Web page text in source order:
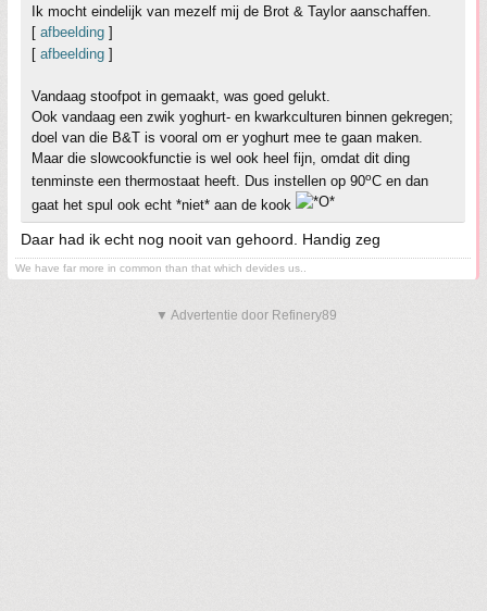
Ik mocht eindelijk van mezelf mij de Brot & Taylor aanschaffen.
[ afbeelding ]
[ afbeelding ]
Vandaag stoofpot in gemaakt, was goed gelukt.
Ook vandaag een zwik yoghurt- en kwarkculturen binnen gekregen;
doel van die B&T is vooral om er yoghurt mee te gaan maken.
Maar die slowcookfunctie is wel ook heel fijn, omdat dit ding
tenminste een thermostaat heeft. Dus instellen op 90oC en dan
gaat het spul ook echt *niet* aan de kook
Daar had ik echt nog nooit van gehoord. Handig zeg
We have far more in common than that which devides us..
▼ Advertentie door Refinery89